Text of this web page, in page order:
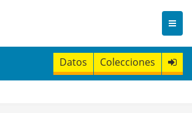
Datos Colecciones